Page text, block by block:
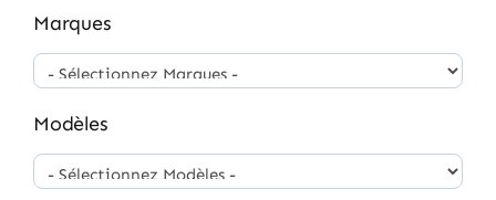
ACTUS
ATELIER
Marques
Modèles